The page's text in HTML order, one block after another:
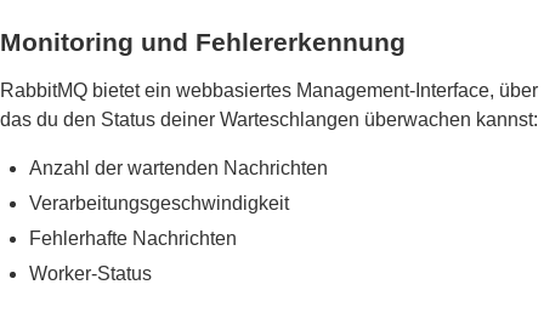
Monitoring und Fehlererkennung
RabbitMQ bietet ein webbasiertes Management-Interface, über
das du den Status deiner Warteschlangen überwachen kannst:
Anzahl der wartenden Nachrichten
Verarbeitungsgeschwindigkeit
Fehlerhafte Nachrichten
Worker-Status